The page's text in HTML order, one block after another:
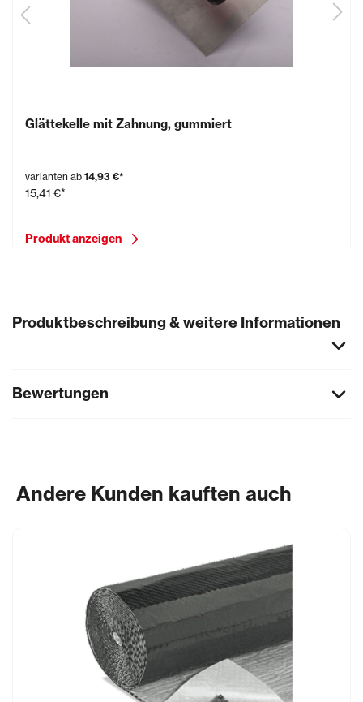
Glättekelle mit Zahnung, gummiert
varianten ab 14,93 €*
15,41 €*
Produkt anzeigen
Produktbeschreibung & weitere Informationen
Bewertungen
Andere Kunden kauften auch